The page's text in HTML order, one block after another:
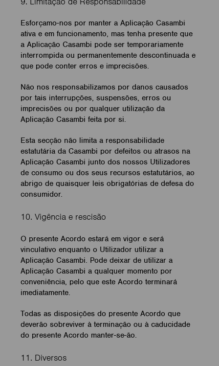
Esforçamo-nos por manter a Aplicação Casambi
ativa e em funcionamento, mas tenha presente que
a Aplicação Casambi pode ser temporariamente
interrompida ou permanentemente descontinuada e
que pode conter erros e imprecisões.
Não nos responsabilizamos por danos causados
por tais interrupções, suspensões, erros ou
imprecisões ou por qualquer utilização da
Aplicação Casambi feita por si.
Esta secção não limita a responsabilidade
estatutária da Casambi por defeitos ou atrasos na
Aplicação Casambi junto dos nossos Utilizadores
de consumo ou dos seus recursos estatutários, ao
abrigo de quaisquer leis obrigatórias de defesa do
consumidor.
10. Vigência e rescisão
O presente Acordo estará em vigor e será
vinculativo enquanto o Utilizador utilizar a
Aplicação Casambi. Pode deixar de utilizar a
Aplicação Casambi a qualquer momento por
conveniência, pelo que este Acordo terminará
imediatamente.
Todas as disposições do presente Acordo que
deverão sobreviver à terminação ou à caducidade
do presente Acordo manter-se-ão.
11. Diversos